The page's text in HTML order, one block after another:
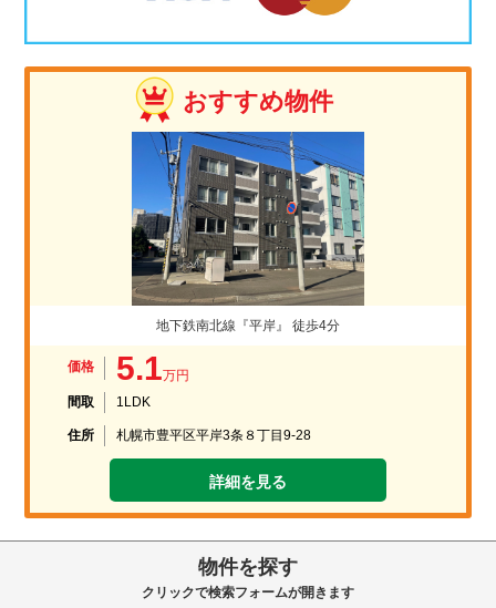
おすすめ物件
地下鉄南北線『平岸』 徒歩4分
価格 5.1万円
間取
1LDK
住所 札幌市豊平区平岸3条８丁目9-28
詳細を見る
物件を探す
クリックで検索フォームが開きます